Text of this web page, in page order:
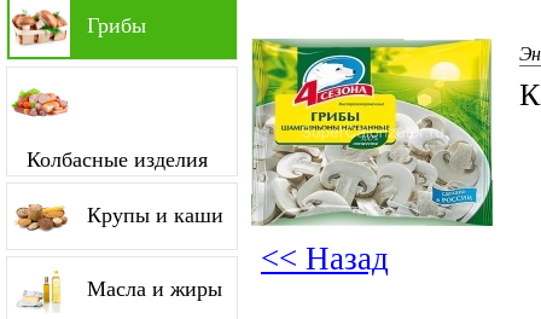
Грибы
Колбасные изделия
Крупы и каши
Масла и жиры
<< Назад